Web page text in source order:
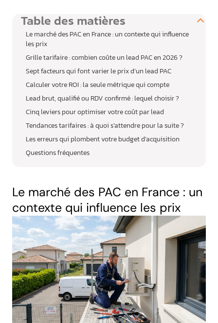
Table des matières
Le marché des PAC en France : un contexte qui influence
les prix
Grille tarifaire : combien coûte un lead PAC en 2026 ?
Sept facteurs qui font varier le prix d’un lead PAC
Calculer votre ROI : la seule métrique qui compte
Lead brut, qualifié ou RDV confirmé : lequel choisir ?
Cinq leviers pour optimiser votre coût par lead
Tendances tarifaires : à quoi s’attendre pour la suite ?
Les erreurs qui plombent votre budget d’acquisition
Questions fréquentes
Le marché des PAC en France : un
contexte qui influence les prix